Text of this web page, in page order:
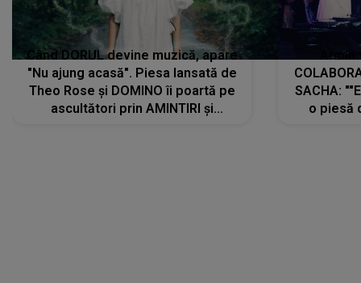
Când DORUL devine muzică, apare
"Nu ajung acasă". Piesa lansată de
Theo Rose și DOMINO îi poartă pe
ascultători prin AMINTIRI și
SACHA:
o piesă